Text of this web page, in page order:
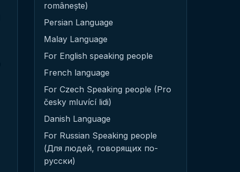
românește)
Persian Language
Malay Language
For English speaking people
French language
For Czech Speaking people (Pro
česky mluvící lidi)
Danish Language
For Russian Speaking people
(Для людей, говорящих по-
русски)